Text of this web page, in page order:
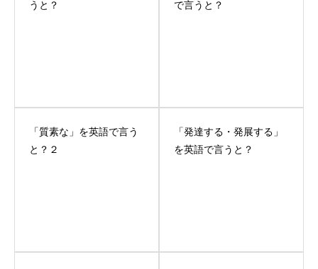
うと？
で言うと？
「質素な」を英語で言う
と？２
「発達する・発展する」
を英語で言うと？